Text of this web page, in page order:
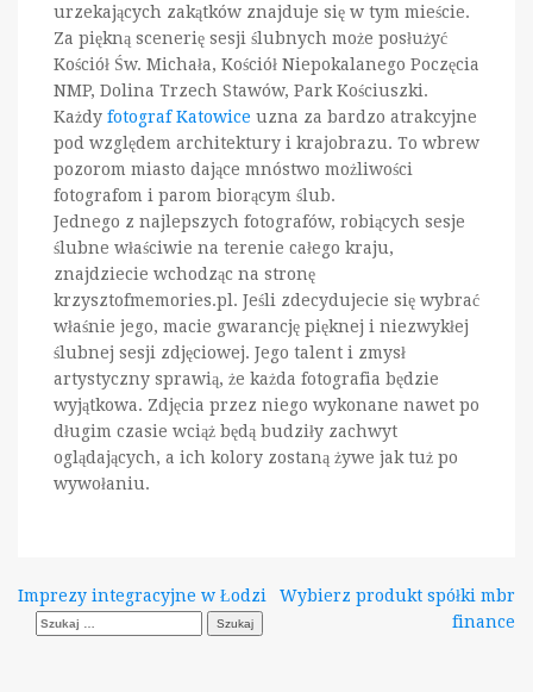
urzekających zakątków znajduje się w tym mieście.
Za piękną scenerię sesji ślubnych może posłużyć
Kościół Św. Michała, Kościół Niepokalanego Poczęcia
NMP, Dolina Trzech Stawów, Park Kościuszki.
Każdy fotograf Katowice uzna za bardzo atrakcyjne
pod względem architektury i krajobrazu. To wbrew
pozorom miasto dające mnóstwo możliwości
fotografom i parom biorącym ślub.
Jednego z najlepszych fotografów, robiących sesje
ślubne właściwie na terenie całego kraju,
znajdziecie wchodząc na stronę
krzysztofmemories.pl. Jeśli zdecydujecie się wybrać
właśnie jego, macie gwarancję pięknej i niezwykłej
ślubnej sesji zdjęciowej. Jego talent i zmysł
artystyczny sprawią, że każda fotografia będzie
wyjątkowa. Zdjęcia przez niego wykonane nawet po
długim czasie wciąż będą budziły zachwyt
oglądających, a ich kolory zostaną żywe jak tuż po
wywołaniu.
Nawigacja
wpisu
Imprezy integracyjne w Łodzi
Wybierz produkt spółki mbr
finance
Szukaj: